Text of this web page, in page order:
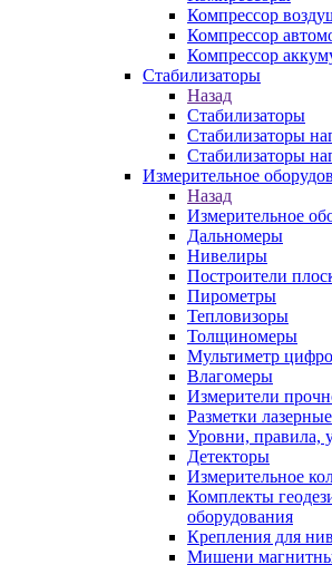
Компрессор
Компрессор
Компрессор
Стабилизаторы
Назад
Стабилизаторы
Стабилизаторы
Стабилизаторы
Измерительное
Назад
Измерительное
Дальномеры
Нивелиры
Построители
Пирометры
Тепловизоры
Толщиномеры
Мультиметр
Влагомеры
Измерители
Разметки лазерные
Уровни, правила,
Детекторы
Измерительное
Комплекты
оборудования
Крепления для
Мишени